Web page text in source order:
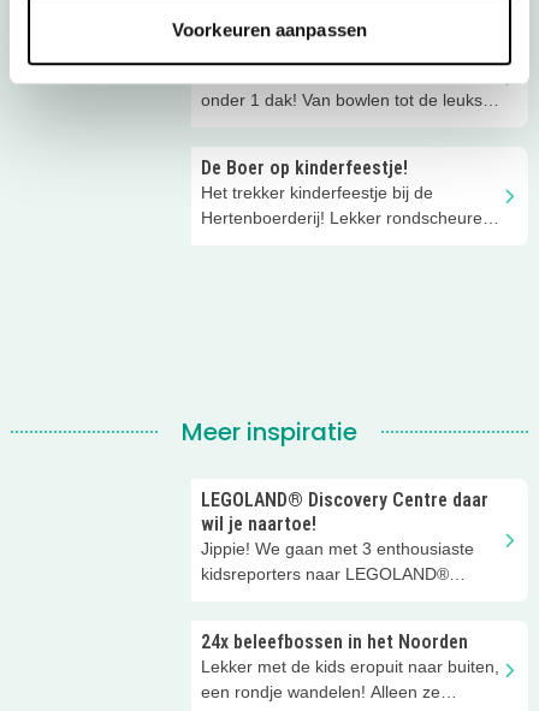
Voorkeuren aanpassen
onder 1 dak! Van bowlen tot de leukste
De Boer op kinderfeestje!
Het trekker kinderfeestje bij de
Hertenboerderij! Lekker rondscheuren
Meer inspiratie
LEGOLAND® Discovery Centre daar
wil je naartoe!
Jippie! We gaan met 3 enthousiaste
kidsreporters naar LEGOLAND®
Scheveningen waar die toffe giraffe
Gigi voor staat.... Wat een geweldig
kleurrijk LEGO® speelparadijs voor
24x beleefbossen in het Noorden
Lekker met de kids eropuit naar buiten,
een rondje wandelen! Alleen ze